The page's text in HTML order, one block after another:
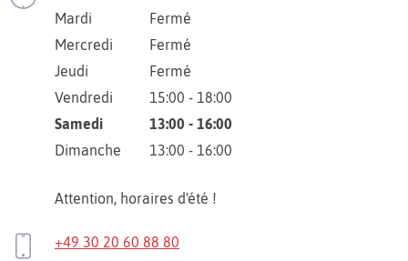
Mardi
Fermé
Mercredi
Fermé
Jeudi
Fermé
Vendredi
15:00 - 18:00
Samedi
13:00 - 16:00
Dimanche
13:00 - 16:00
Attention, horaires d'été !
+49 30 20 60 88 80